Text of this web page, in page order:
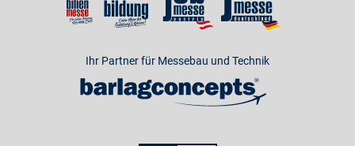
Ihr Partner für Messebau und Technik